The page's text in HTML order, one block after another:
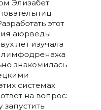
Элизабет
этот
аюрведы
лет изучала
лимфодренажа
знакомилась
системах
на вопрос: